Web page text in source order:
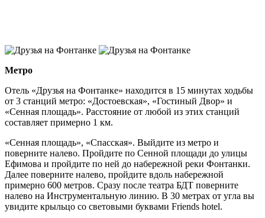
Метро
Отель «Друзья на Фонтанке» находится в 15 минутах ходьбы
от 3 станций метро: «Достоевская», «Гостиный Двор» и
«Сенная площадь». Расстояние от любой из этих станций
составляет примерно 1 км.
«Сенная площадь», «Спасская». Выйдите из метро и
поверните налево. Пройдите по Сенной площади до улицы
Ефимова и пройдите по ней до набережной реки Фонтанки.
Далее поверните налево, пройдите вдоль набережной
примерно 600 метров. Сразу после театра БДТ поверните
налево на Инструментальную линию. В 30 метрах от угла вы
увидите крыльцо со световыми буквами Friends hotel.